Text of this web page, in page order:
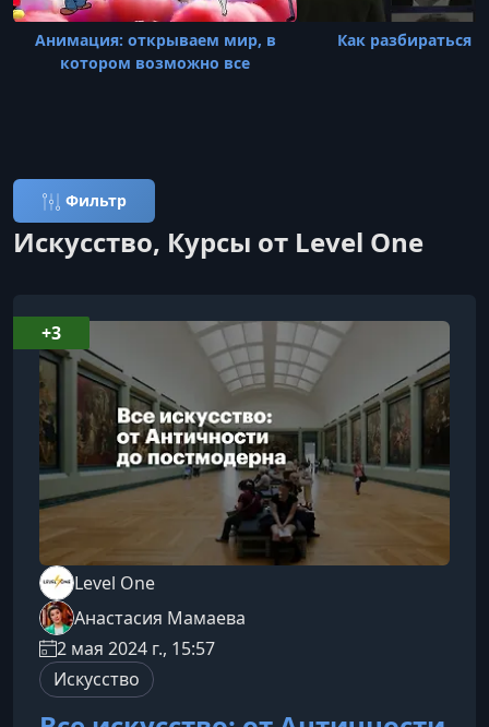
Анимация: открываем мир, в
котором возможно все
Как разбираться
Фильтр
Искусство, Курсы от Level One
Level One
Анастасия Мамаева
2 мая 2024 г., 15:57
Искусство
+3